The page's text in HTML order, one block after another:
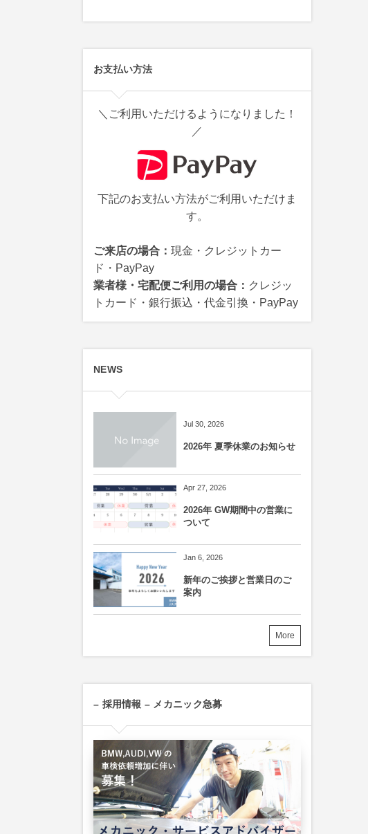
お支払い方法
＼ご利用いただけるようになりました！
／
下記のお支払い方法がご利用いただけま
す。
ご来店の場合： 現金・クレジットカー
ド・PayPay
業者様・宅配便ご利用の場合： クレジッ
トカード・銀行振込・代金引換・PayPay
NEWS
Jul 30, 2026
2026年 夏季休業のお知らせ
Apr 27, 2026
2026年 GW期間中の営業に
ついて
Jan 6, 2026
新年のご挨拶と営業日のご
案内
More
– 採用情報 – メカニック急募